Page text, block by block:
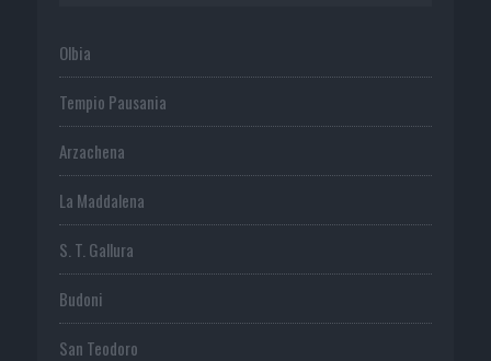
Olbia
Tempio Pausania
Arzachena
La Maddalena
S. T. Gallura
Budoni
San Teodoro